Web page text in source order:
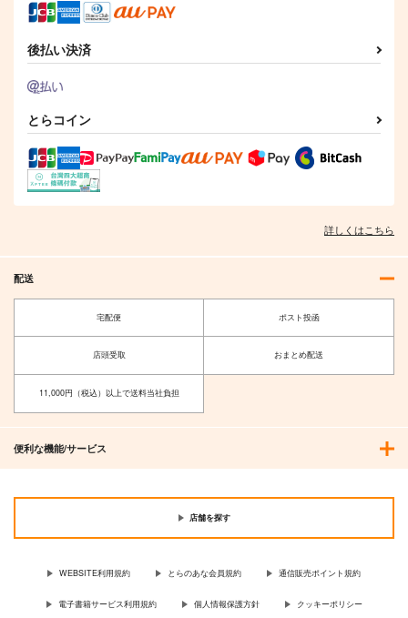
KADOKAWA
1,980円 （税込）
KADOKAWA
924円（税込）
後払い決済
とらコイン
詳しくはこちら
配送
宅配便 ポスト投函
店頭受取 おまとめ配送
11,000円（税込）以上で送料当社負担
便利な機能/サービス
店舗を探す
WEBSITE利用規約 とらのあな会員規約 通信販売ポイント規約
電子書籍サービス利用規約 個人情報保護方針 クッキーポリシー